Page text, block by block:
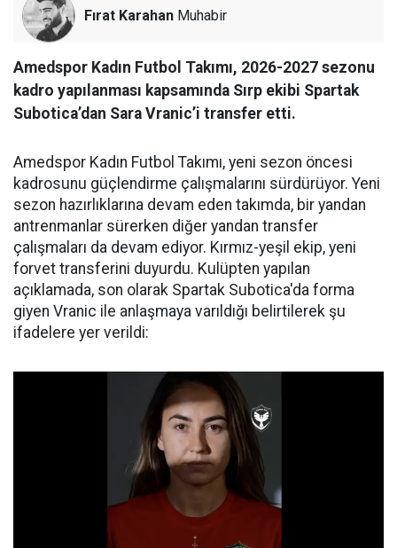
Fırat Karahan Muhabir
Amedspor Kadın Futbol Takımı, 2026-2027 sezonu
kadro yapılanması kapsamında Sırp ekibi Spartak
Subotica’dan Sara Vranic’i transfer etti.
Amedspor Kadın Futbol Takımı, yeni sezon öncesi
kadrosunu güçlendirme çalışmalarını sürdürüyor. Yeni
sezon hazırlıklarına devam eden takımda, bir yandan
antrenmanlar sürerken diğer yandan transfer
çalışmaları da devam ediyor. Kırmız-yeşil ekip, yeni
forvet transferini duyurdu. Kulüpten yapılan
açıklamada, son olarak Spartak Subotica'da forma
giyen Vranic ile anlaşmaya varıldığı belirtilerek şu
ifadelere yer verildi: